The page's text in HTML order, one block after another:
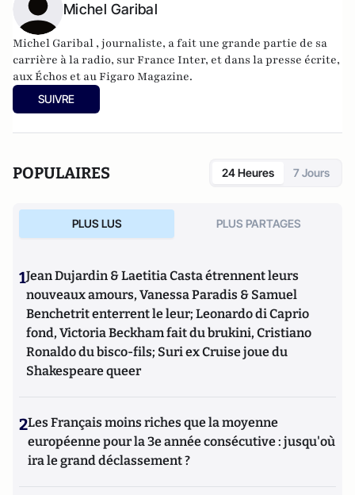
Michel Garibal
Michel Garibal , journaliste, a fait une grande partie de sa
carrière à la radio, sur France Inter, et dans la presse écrite,
aux Échos et au Figaro Magazine.
SUIVRE
POPULAIRES 24 Heures 7 Jours
PLUS LUS PLUS PARTAGES
1Jean Dujardin & Laetitia Casta étrennent leurs
nouveaux amours, Vanessa Paradis & Samuel
Benchetrit enterrent le leur; Leonardo di Caprio
fond, Victoria Beckham fait du brukini, Cristiano
Ronaldo du bisco-fils; Suri ex Cruise joue du
Shakespeare queer
2Les Français moins riches que la moyenne
européenne pour la 3e année consécutive : jusqu'où
ira le grand déclassement ?